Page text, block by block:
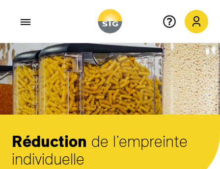
Aller au contenu principal
Réduction de l’empreinte
individuelle